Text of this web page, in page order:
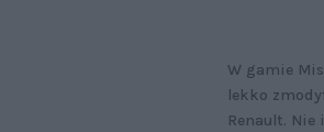
W gamie
lekko
Renault.